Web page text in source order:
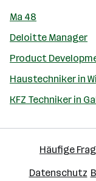
Ma 48
Deloitte Manager
Product
Haustechniker in
KFZ Techniker in
Häufige
Datenschutz